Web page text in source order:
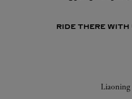
RIDE THERE WITH
Liaoning